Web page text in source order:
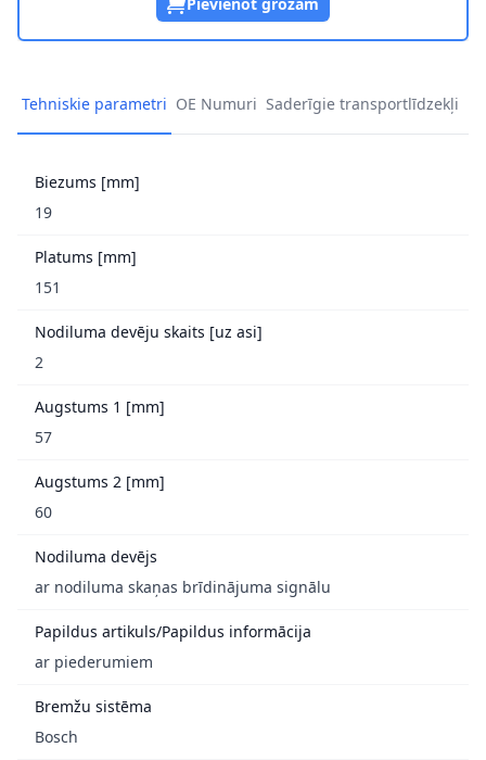
Tehniskie parametri OE Numuri Saderīgie transportlīdzekļi
Biezums [mm]
19
Platums [mm]
151
Nodiluma devēju skaits [uz asi]
2
Augstums 1 [mm]
57
Augstums 2 [mm]
60
Nodiluma devējs
ar nodiluma skaņas brīdinājuma signālu
Papildus artikuls/Papildus informācija
ar piederumiem
Bremžu sistēma
Bosch